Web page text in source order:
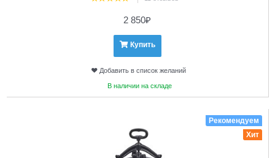
2 850₽
Купить
Добавить в список желаний
В наличии на складе
Рекомендуем
Хит